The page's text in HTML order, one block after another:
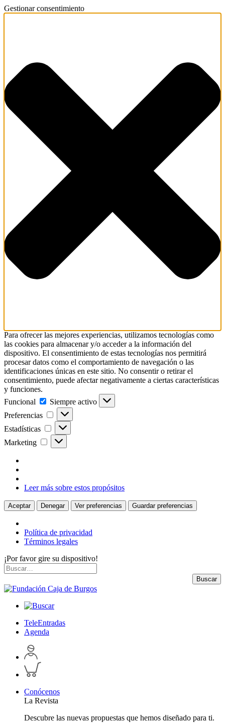
Gestionar consentimiento
Para ofrecer las mejores experiencias, utilizamos tecnologías como
las cookies para almacenar y/o acceder a la información del
dispositivo. El consentimiento de estas tecnologías nos permitirá
procesar datos como el comportamiento de navegación o las
identificaciones únicas en este sitio. No consentir o retirar el
consentimiento, puede afectar negativamente a ciertas características
y funciones.
Funcional
Funcional
Siempre activo
Preferencias
Preferencias
Estadísticas Estadísticas
Marketing Marketing
Leer más sobre estos propósitos
Aceptar Denegar Ver preferencias Guardar preferencias
Política de privacidad
Términos legales
¡Por favor gire su dispositivo!
Skip
to
content
Buscar
por:
Buscar
TeleEntradas
Agenda
Acceder
a
perfil
personal
Inspeccionar
carrito
Conócenos
La Revista
Descubre las nuevas propuestas que hemos diseñado para ti.